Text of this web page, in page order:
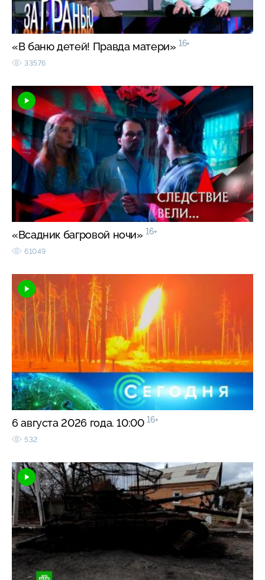
«В баню детей! Правда матери» 16+
33576
«Всадник багровой ночи» 16+
61049
6 августа 2026 года. 10:00 16+
532